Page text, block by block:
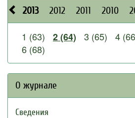
2013 2012 2011 2010
1 (63) 2 (64) 3 (65) 4
6 (68)
О журнале
Сведения